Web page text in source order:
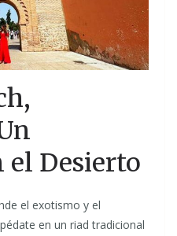
el Desierto
el exotismo y el
en un riad tradicional